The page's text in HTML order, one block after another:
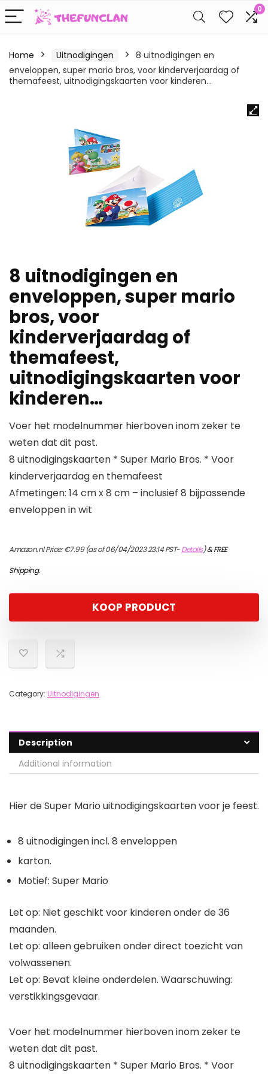
0
Home Uitnodigingen
8 uitnodigingen en
enveloppen, super mario bros, voor kinderverjaardag of
themafeest, uitnodigingskaarten voor kinderen…
8 uitnodigingen en
enveloppen, super mario
bros, voor
kinderverjaardag of
themafeest,
uitnodigingskaarten voor
kinderen…
Voer het modelnummer hierboven inom zeker te
weten dat dit past.
8 uitnodigingskaarten * Super Mario Bros. * Voor
kinderverjaardag en themafeest
Afmetingen: 14 cm x 8 cm – inclusief 8 bijpassende
enveloppen in wit
Amazon.nl Price:€7.99(as of 06/04/2023 23:14 PST-Details)&FREE
Shipping.
KOOP PRODUCT
Category: Uitnodigingen
Description
Additional information
Hier de Super Mario uitnodigingskaarten voor je feest.
8 uitnodigingen incl. 8 enveloppen
karton.
Motief: Super Mario
Let op: Niet geschikt voor kinderen onder de 36
maanden.
Let op: alleen gebruiken onder direct toezicht van
volwassenen.
Let op: Bevat kleine onderdelen. Waarschuwing:
verstikkingsgevaar.
Voer het modelnummer hierboven inom zeker te
weten dat dit past.
8 uitnodigingskaarten * Super Mario Bros. * Voor